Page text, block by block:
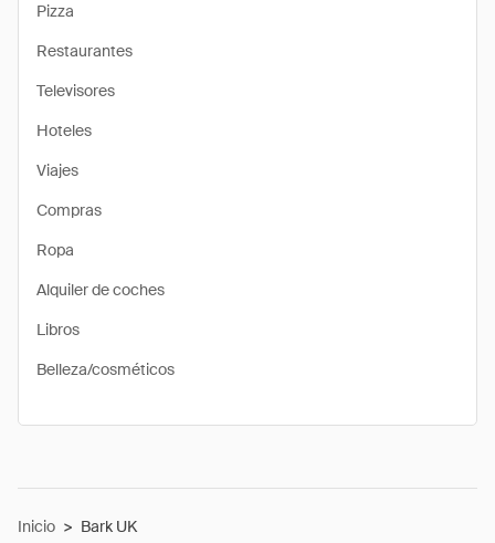
Pizza
Restaurantes
Televisores
Hoteles
Viajes
Compras
Ropa
Alquiler de coches
Libros
Belleza/cosméticos
Inicio > Bark UK